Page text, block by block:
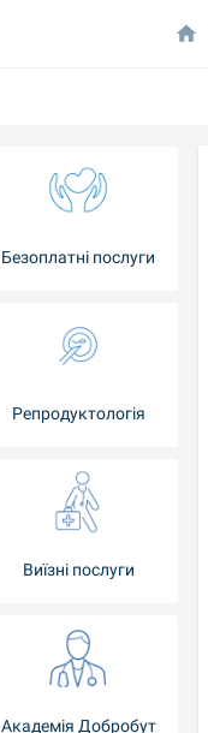
Безоплатні послуги
Репродуктологія
Виїзні послуги
Академія Добробут